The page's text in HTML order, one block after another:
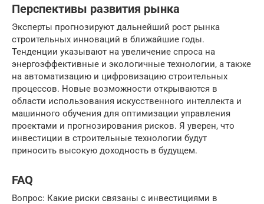
Перспективы развития рынка
Эксперты прогнозируют дальнейший рост рынка
строительных инноваций в ближайшие годы.
Тенденции указывают на увеличение спроса на
энергоэффективные и экологичные технологии, а также
на автоматизацию и цифровизацию строительных
процессов. Новые возможности открываются в
области использования искусственного интеллекта и
машинного обучения для оптимизации управления
проектами и прогнозирования рисков. Я уверен, что
инвестиции в строительные технологии будут
приносить высокую доходность в будущем.
FAQ
Вопрос: Какие риски связаны с инвестициями в